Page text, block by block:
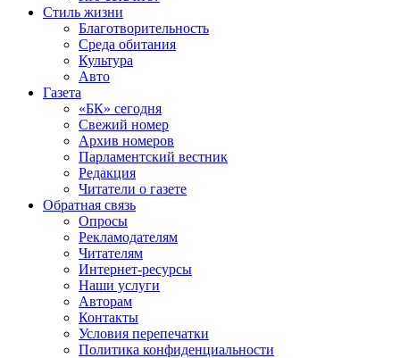
Стиль жизни
Благотворительность
Среда обитания
Культура
Авто
Газета
«БК» сегодня
Свежий номер
Архив номеров
Парламентский вестник
Редакция
Читатели о газете
Обратная связь
Опросы
Рекламодателям
Читателям
Интернет-ресурсы
Наши услуги
Авторам
Контакты
Условия перепечатки
Политика конфиденциальности